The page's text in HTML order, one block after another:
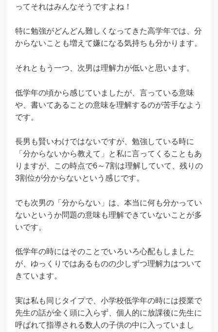
ってそれはみんなそうですよね！
特に勉強がどんどん難しくなってきた高学年では、分
からないことも増えて嫌になる気持ちも分かります。
それともう一つ、次男は理解力が低いと思います。
低学年の頃から感じていましたが、言っている意味
や、書いてあることの意味を理解するのが苦手なよう
です。
長男も賢いわけではないですが、勉強している時に
「分からないから教えて」と私に言ってくることもあ
りますが、この時点で6～7割は理解していて、残りの
3割位が分からないという感じです。
でも次男の「分からない」は、本当に何も分かってい
ないというか問題の意味も理解できていないことが多
いです。
低学年の時にはそのことでいろいろ心配もしました
が、ゆっくりではあるものの少しずつ理解力はついて
きています。
実は私も同じタイプで、小学校低学年の時には授業で
先生の話が全く頭に入らず、個人的に放課後に先生に
呼ばれて指導される数人の子供の中に入っていまし